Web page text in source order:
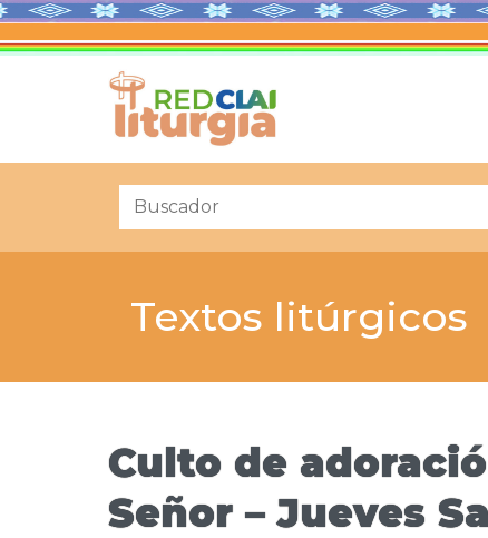
Textos litúrgicos
Culto de
Señor – Jueves